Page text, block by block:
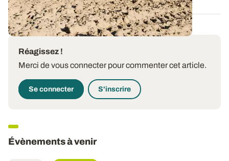
Réagissez !
Merci de vous connecter pour commenter cet article.
Se connecter S'inscrire
Évènements à venir